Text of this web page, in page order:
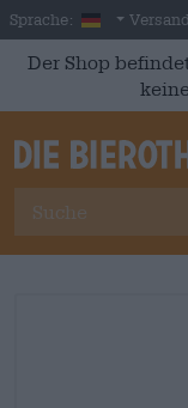
Skip to main content
Sprache: German
Der Shop